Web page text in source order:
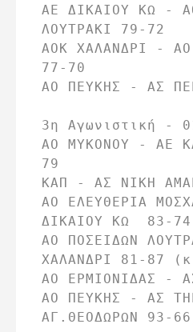
ΑΕ ΔΙΚΑΙΟΥ ΚΩ -
ΛΟΥΤΡΑΚΙ 79-72
ΑΟΚ ΧΑΛΑΝΔΡΙ - ΑΟ
77-70
ΑΟ ΠΕΥΚΗΣ - ΑΣ
3η Αγωνιστική -
ΑΟ ΜΥΚΟΝΟΥ - ΑΕ
79
ΚΑΠ - ΑΣ ΝΙΚΗ
ΑΟ ΕΛΕΥΘΕΡΙΑ
ΔΙΚΑΙΟΥ ΚΩ  83-74
ΑΟ ΠΟΣΕΙΔΩΝ
ΧΑΛΑΝΔΡΙ 81-87
ΑΟ ΕΡΜΙΟΝΙΔΑΣ -
ΑΟ ΠΕΥΚΗΣ - ΑΣ
ΑΓ.ΘΕΟΔΩΡΩΝ 93-66